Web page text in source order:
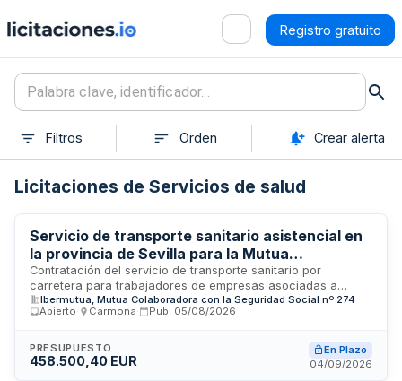
Registro gratuito
Filtros Orden Crear alerta
Licitaciones de Servicios de salud
Servicio de transporte sanitario asistencial en
la provincia de Sevilla para la Mutua
IBERMUTUA
Contratación del servicio de transporte sanitario por
carretera para trabajadores de empresas asociadas a
IBERMUTUA Mutua Colaboradora con la Seguridad Social y
trabajadores autónomos adheridos en la provincia de Sevilla.
vital básico y transporte colectivo no urgente, con dotación
de personal y vehículos equipados según normativa vigente.
Ibermutua, Mutua Colaboradora con la Seguridad Social nº 274
Abierto
Carmona Pub. 05/08/2026
PRESUPUESTO
458.500,40 EUR
En Plazo
04/09/2026